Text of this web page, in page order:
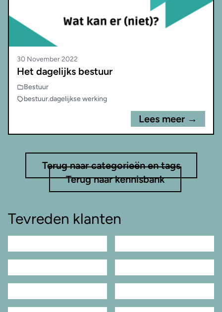
30 November 2022
Het dagelijks bestuur
Bestuur
bestuur.dagelijkse werking
Lees meer →
Terug naar categorieën en tags
Terug naar kennisbank
Tevreden klanten